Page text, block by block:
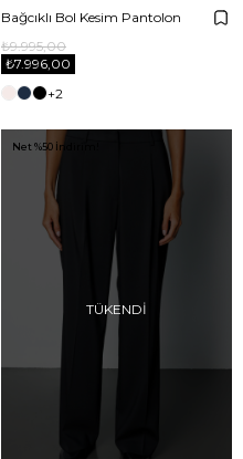
Bağcıklı Bol Kesim Pantolon
₺7.996,00
₺9.995,00
+2
TÜKENDI
Net %50 İndirim!